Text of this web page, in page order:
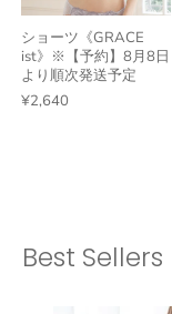
ショーツ《GRACE
ist》※【予約】8月8日
より順次発送予定
¥2,640
Best Sellers